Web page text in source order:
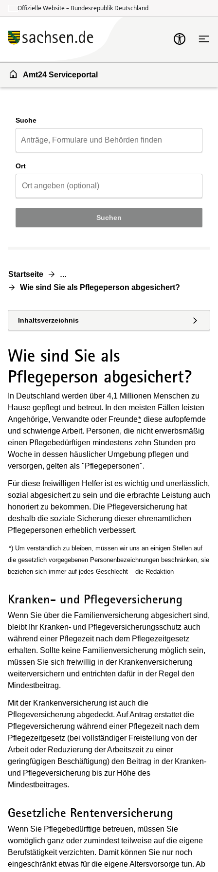
Offizielle Website – Bundesrepublik Deutschland
Amt24 Serviceportal
Suche
Ort
Suchen
Startseite …
Wie sind Sie als Pflegeperson abgesichert?
Inhaltsverzeichnis
Wie sind Sie als
Pflegeperson abgesichert?
In Deutschland werden über 4,1 Millionen Menschen zu
Hause gepflegt und betreut. In den meisten Fällen leisten
Angehörige, Verwandte oder Freunde* diese aufopfernde
und schwierige Arbeit. Personen, die nicht erwerbsmäßig
einen Pflegebedürftigen mindestens zehn Stunden pro
Woche in dessen häuslicher Umgebung pflegen und
versorgen, gelten als "Pflegepersonen".
Für diese freiwilligen Helfer ist es wichtig und unerlässlich,
sozial abgesichert zu sein und die erbrachte Leistung auch
honoriert zu bekommen. Die Pflegeversicherung hat
deshalb die soziale Sicherung dieser ehrenamtlichen
Pflegepersonen erheblich verbessert.
(Wird in einem neuen Fenster geöffnet)
*) Um verständlich zu bleiben, müssen wir uns an einigen Stellen auf
die gesetzlich vorgegebenen Personenbezeichnungen beschränken, sie
beziehen sich immer auf jedes Geschlecht – die Redaktion
Kranken- und Pflegeversicherung
Wenn Sie über die Familienversicherung abgesichert sind,
bleibt Ihr Kranken- und Pflegeversicherungsschutz auch
während einer Pflegezeit nach dem Pflegezeitgesetz
erhalten. Sollte keine Familienversicherung möglich sein,
müssen Sie sich freiwillig in der Krankenversicherung
weiterversichern und entrichten dafür in der Regel den
Mindestbeitrag.
Mit der Krankenversicherung ist auch die
Pflegeversicherung abgedeckt. Auf Antrag erstattet die
Pflegeversicherung während einer Pflegezeit nach dem
Pflegezeitgesetz (bei vollständiger Freistellung von der
Arbeit oder Reduzierung der Arbeitszeit zu einer
geringfügigen Beschäftigung) den Beitrag in der Kranken-
und Pflegeversicherung bis zur Höhe des
Mindestbeitrages.
Gesetzliche Rentenversicherung
Wenn Sie Pflegebedürftige betreuen, müssen Sie
womöglich ganz oder zumindest teilweise auf die eigene
Berufstätigkeit verzichten. Damit können Sie nur noch
eingeschränkt etwas für die eigene Altersvorsorge tun. Ab